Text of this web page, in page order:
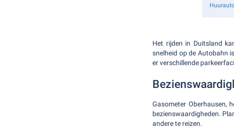
Het rijden in Duitsland
snelheid op de Autobahn
er verschillende
Gasometer Oberhausen,
bezienswaardigheden.
andere te reizen.